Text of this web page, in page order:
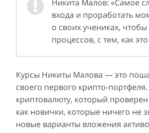
Никита Малов: «Самое
входа и проработать
о своих учениках,
процессов, с тем, как
Курсы Никиты Малова — это
своего первого крипто-
криптовалюту, который
как новички, которые ничего
новые варианты вложения